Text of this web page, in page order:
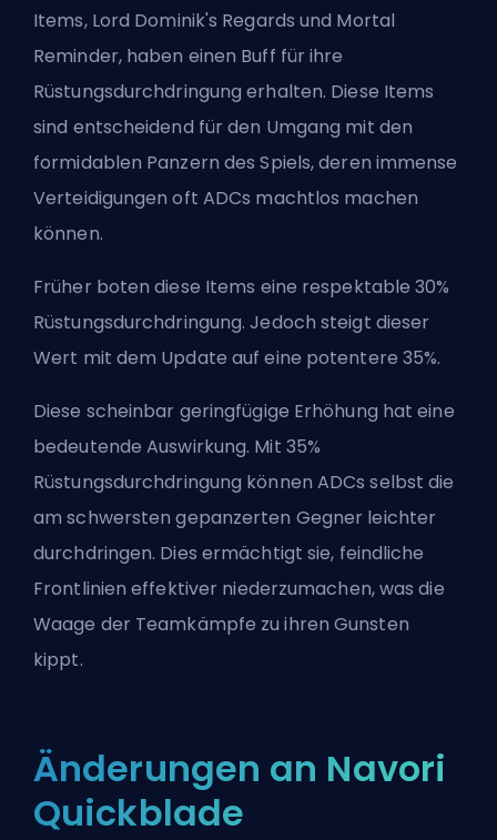
Items, Lord Dominik's Regards und Mortal
Reminder, haben einen Buff für ihre
Rüstungsdurchdringung erhalten. Diese Items
sind entscheidend für den Umgang mit den
formidablen Panzern des Spiels, deren immense
Verteidigungen oft ADCs machtlos machen
können.
Früher boten diese Items eine respektable 30%
Rüstungsdurchdringung. Jedoch steigt dieser
Wert mit dem Update auf eine potentere 35%.
Diese scheinbar geringfügige Erhöhung hat eine
bedeutende Auswirkung. Mit 35%
Rüstungsdurchdringung können ADCs selbst die
am schwersten gepanzerten Gegner leichter
durchdringen. Dies ermächtigt sie, feindliche
Frontlinien effektiver niederzumachen, was die
Waage der Teamkämpfe zu ihren Gunsten
kippt.
Änderungen an Navori
Quickblade